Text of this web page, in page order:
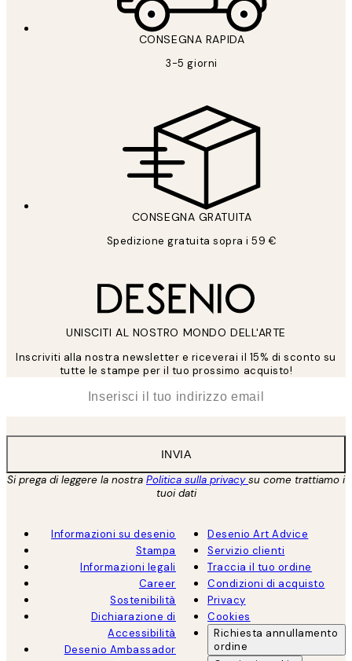
CONSEGNA RAPIDA
3-5 giorni
CONSEGNA GRATUITA
Spedizione gratuita sopra i 59 €
UNISCITI AL NOSTRO MONDO DELL'ARTE
Inscriviti alla nostra newsletter e riceverai il 15% di sconto su
tutte le stampe per il tuo prossimo acquisto!
INVIA
Si prega di leggere la nostra Politica sulla privacysu come trattiamo i
tuoi dati
Informazioni su desenio
Stampa
Informazioni legali
Career
Sostenibilità
Dichiarazione di
Accessibilità
Desenio Ambassador
Desenio Art Advice
Servizio clienti
Traccia il tuo ordine
Condizioni di acquisto
Privacy
Cookies
Richiesta annullamento
ordine